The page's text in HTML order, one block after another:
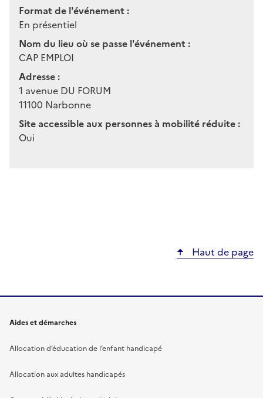
Format de l'événement :
En présentiel
Nom du lieu où se passe l'événement :
CAP EMPLOI
Adresse :
1 avenue DU FORUM
11100 Narbonne
Site accessible aux personnes à mobilité réduite :
Oui
Haut de page
Aides et démarches
Allocation d’éducation de l’enfant handicapé
Allocation aux adultes handicapés